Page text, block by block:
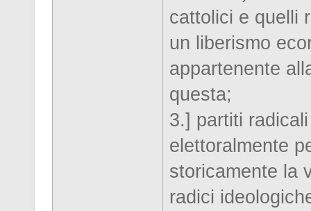
cattolici e quelli
un liberismo
appartenente
questa;
3.] partiti
elettoralmente
storicamente la
radici